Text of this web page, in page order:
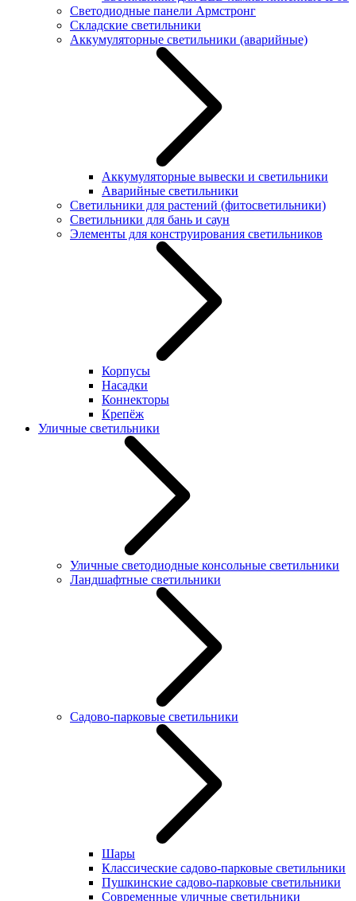
Светодиодные панели Армстронг
Складские светильники
Аккумуляторные светильники (аварийные)
Аккумуляторные вывески и светильники
Аварийные светильники
Светильники для растений (фитосветильники)
Светильники для бань и саун
Элементы для конструирования светильников
Корпусы
Насадки
Коннекторы
Крепёж
Уличные светильники
Уличные светодиодные консольные светильники
Ландшафтные светильники
Садово-парковые светильники
Шары
Классические садово-парковые светильники
Пушкинские садово-парковые светильники
Современные уличные светильники